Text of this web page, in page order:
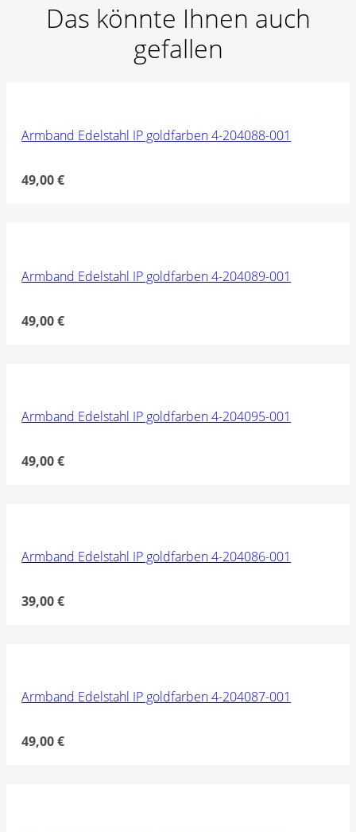
Das könnte Ihnen auch
gefallen
Armband Edelstahl IP goldfarben 4-204088-001
49,00€
Armband Edelstahl IP goldfarben 4-204089-001
49,00€
Armband Edelstahl IP goldfarben 4-204095-001
49,00€
Armband Edelstahl IP goldfarben 4-204086-001
39,00€
Armband Edelstahl IP goldfarben 4-204087-001
49,00€